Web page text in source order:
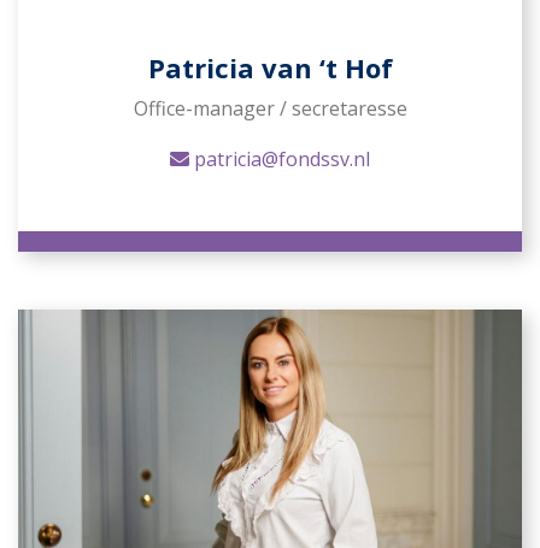
Patricia van ‘t Hof
Office-manager / secretaresse
patricia@fondssv.nl